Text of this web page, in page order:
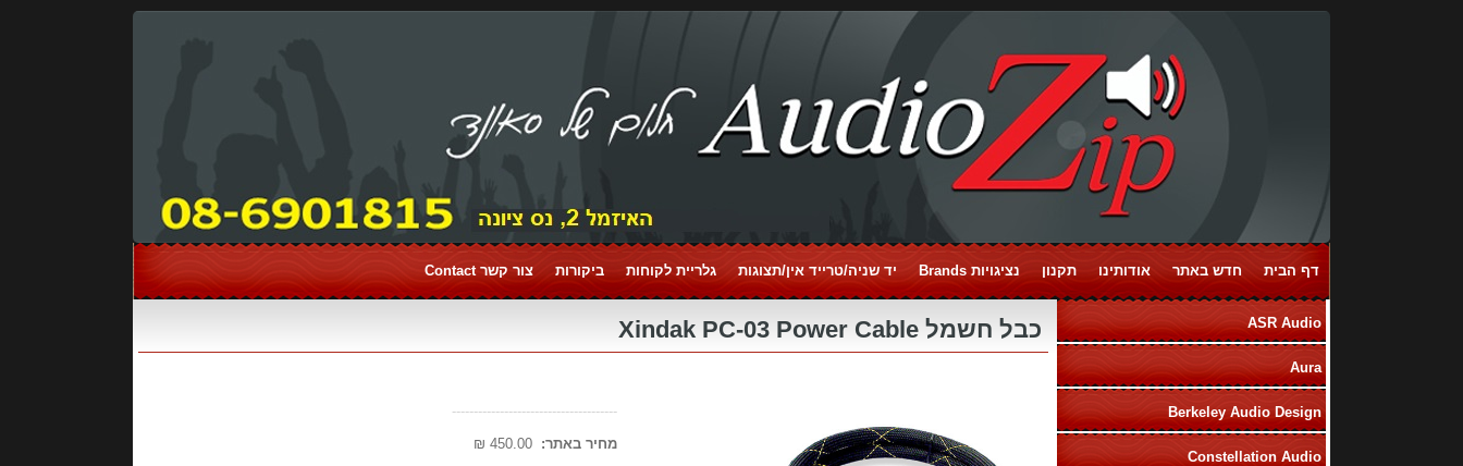
דף הבית חדש באתר אודותינו תקנון נציגויות Brands יד שניה/טרייד אין/תצוגות גלריית לקוחות ביקורות צור קשר Contact
ASR Audio
Aura
Berkeley Audio Design
Constellation Audio
כבל חשמל Xindak PC-03 Power Cable
--------------------------------------
מחיר באתר: